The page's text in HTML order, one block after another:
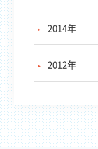
2014年
2012年